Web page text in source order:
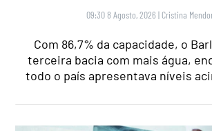
09:30 8 Agosto, 2026 | Cristina
Com 86,7% da capacidade, o
terceira bacia com mais água,
todo o país apresentava níveis